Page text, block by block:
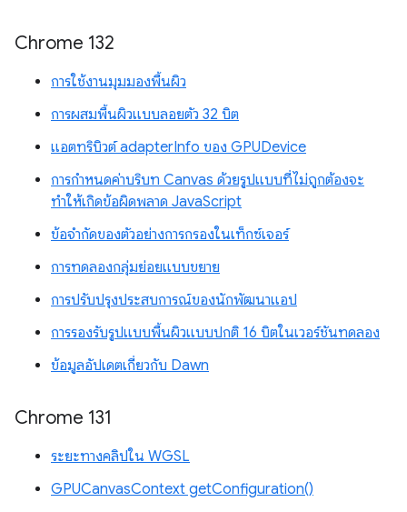
Chrome 132
การใช้งานมุมมองพื้นผิว
การผสมพื้นผิวแบบลอยตัว 32 บิต
แอตทริบิวต์ adapterInfo ของ GPUDevice
การกำหนดค่าบริบท Canvas ด้วยรูปแบบที่ไม่ถูกต้องจะ
ทำให้เกิดข้อผิดพลาด JavaScript
ข้อจำกัดของตัวอย่างการกรองในเท็กซ์เจอร์
การทดลองกลุ่มย่อยแบบขยาย
การปรับปรุงประสบการณ์ของนักพัฒนาแอป
การรองรับรูปแบบพื้นผิวแบบปกติ 16 บิตในเวอร์ชันทดลอง
ข้อมูลอัปเดตเกี่ยวกับ Dawn
Chrome 131
ระยะทางคลิปใน WGSL
GPUCanvasContext getConfiguration()